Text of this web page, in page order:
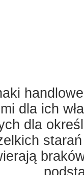
dla ich
dla